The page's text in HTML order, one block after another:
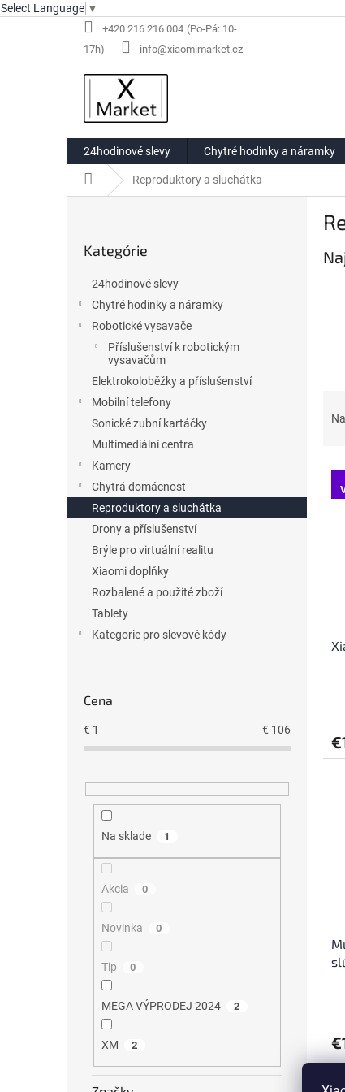
Select Language ▼
+420 216 216 004
info@xiaomimarket.cz
24hodinové slevy Chytré hodinky a náramky
DomovReproduktory a sluchátka
kategórie
Kategórie
24hodinové slevy
Chytré hodinky a náramky
Robotické vysavače
Příslušenství k robotickým
vysavačům
Elektrokoloběžky a příslušenství
Mobilní telefony
Sonické zubní kartáčky
Multimediální centra
Kamery
Chytrá domácnost
Reproduktory a sluchátka
Drony a příslušenství
Brýle pro virtuální realitu
Xiaomi doplňky
Rozbalené a použité zboží
Tablety
Kategorie pro slevové kódy
Cena
€ 1 € 106
Na sklade 1
Akcia 0
Novinka 0
Tip 0
MEGA VÝPRODEJ 2024 2
XM 2
nV
p